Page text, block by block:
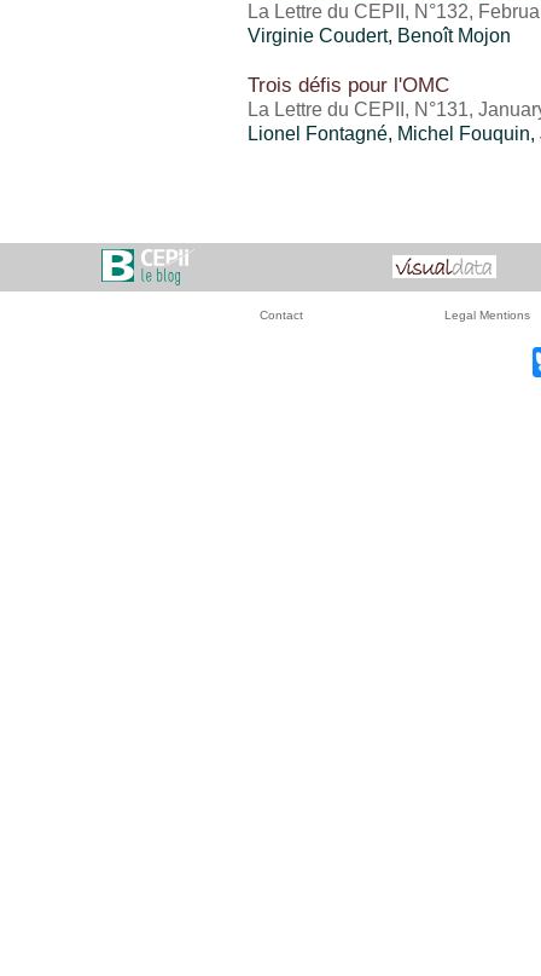
La Lettre du CEPII, N°132,
Virginie Coudert, Benoît Mojon
Trois défis pour l'OMC
La Lettre du CEPII, N°131,
Lionel Fontagné, Michel Fouquin,
Contact Legal Mentions